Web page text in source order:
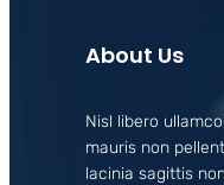
About Us
Nisl libero
mauris non
lacinia sagittis